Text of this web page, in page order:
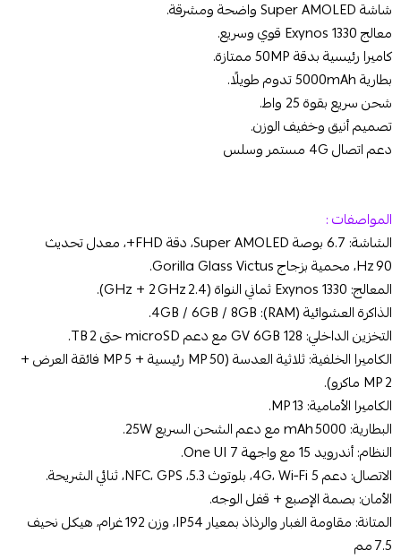
شاشة Super AMOLED واضحة ومشرقة.
معالج Exynos 1330 قوي وسريع.
كاميرا رئيسية بدقة 50MP ممتازة.
بطارية 5000mAh تدوم طويلًا.
شحن سريع بقوة 25 واط.
تصميم أنيق وخفيف الوزن.
دعم اتصال 4G مستمر وسلس
المواصفات :
الشاشة: 6.7 بوصة Super AMOLED، دقة FHD+، معدل تحديث
90 Hz، محمية بزجاج Gorilla Glass Victus.
المعالج: Exynos 1330 ثماني النواة (2.4 GHz + 2 GHz).
الذاكرة العشوائية (RAM): 4GB / 6GB / 8GB.
التخزين الداخلي: 128 GV 6GB مع دعم microSD حتى 2 TB.
الكاميرا الخلفية: ثلاثية العدسة (50 MP رئيسية + 5 MP فائقة العرض +
2 MP ماكرو).
الكاميرا الأمامية: 13 MP.
البطارية: 5000 mAh مع دعم الشحن السريع 25W.
النظام: أندرويد 15 مع واجهة One UI 7.
الاتصال: دعم 4G، Wi‑Fi 5، بلوتوث 5.3، NFC، GPS، ثنائي الشريحة.
الأمان: بصمة الإصبع + قفل الوجه.
المتانة: مقاومة الغبار والرذاذ بمعيار IP54، وزن 192 غرام، هيكل نحيف
7.5 مم